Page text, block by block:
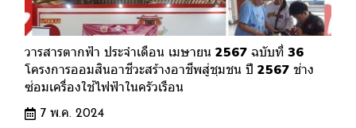
วารสารตากฟ้า ประจำเดือน เมษายน 2567 ฉบับที่ 36
โครงการออมสินอาชีวะสร้างอาชีพสู่ชุมชน ปี 2567 ช่าง
ซ่อมเครื่องใช้ไฟฟ้าในครัวเรือน
7 พ.ค. 2024